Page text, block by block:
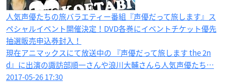
人気声優たちの旅バラエティー番組『声優だって旅します』ス
ペシャルイベント開催決定！DVD各巻にイベントチケット優先
抽選販売申込券封入！
現在アニマックスにて放送中の 『声優だって旅します the 2n
d』に出演の諏訪部順一さんや浪川大輔さんら人気声優たち…
2017-05-26 17:30